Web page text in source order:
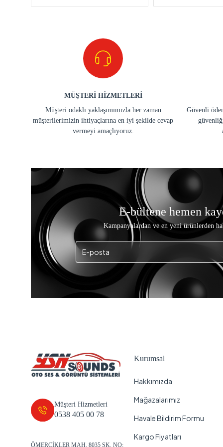
MÜŞTERİ HİZMETLERİ
Müşteri odaklı yaklaşımımızla her zaman
müşterilerimizin ihtiyaçlarına en iyi şekilde cevap
vermeyi amaçlıyoruz.
Güvenli
E-bültene hemen
Kampanyalardan ve en yeni ürünlerden
Müşteri Hizmetleri
0538 405 00 78
ÖMERCİKLER MAH. 8035 SK. NO:
Kurumsal
Hakkımızda
Mağazalarımız
Havale Bildirim Formu
Kargo Fiyatları